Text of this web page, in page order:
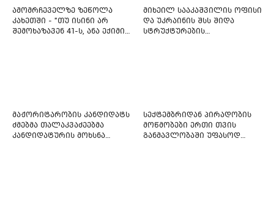
ამომრჩეველზე ზეწოლა
კახეთში - "თუ ისინი არ
შემოხაზავენ 41-ს, ანა ექიმის
მიხეილ სააკაშვილის ოფისი
და უკრაინის შსს შიდა
სტრუქტურების
მაჟორიტარობის კანდიდატს
ძმებმა თალაკვაძეებმა
კანდიდატურის მოხსნა
სექტემბრიდან პირადობის
მოწმობები ერთი თვის
განმავლობაში უფასოდ